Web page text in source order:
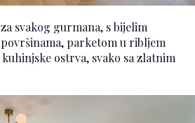
svakog gurmana, s bijelim
parketom u ribljem
ostrva, svako sa zlatnim